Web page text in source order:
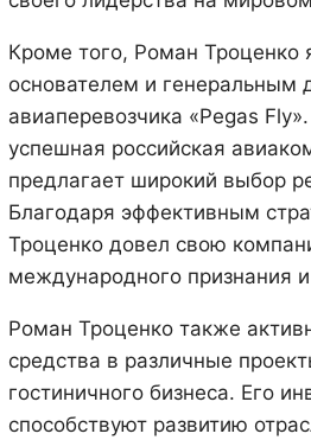
Кроме того, Роман Троценко
основателем и генеральным
авиаперевозчика «Pegas
успешная российская
предлагает широкий выбор
Благодаря эффективным
Троценко довел свою
международного признания и
Роман Троценко также
средства в различные
гостиничного бизнеса. Его
способствуют развитию